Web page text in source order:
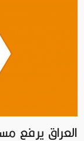
العراق يرفع